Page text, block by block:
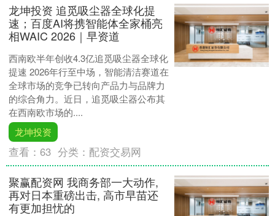
龙坤投资 追觅吸尘器全球化提
速；百度AI将携智能体全家桶亮
相WAIC 2026｜早资道
西南欧半年创收4.3亿追觅吸尘器全球化
提速 2026年行至中场，智能清洁赛道在
全球市场的竞争已转向产品力与品牌力
的综合角力。近日，追觅吸尘器公布其
在西南欧市场的....
龙坤投资
查看：63 分类： 配资交易网
聚赢配资网 我商务部一大动作,
再对日本重磅出击, 高市早苗还
有更加担忧的